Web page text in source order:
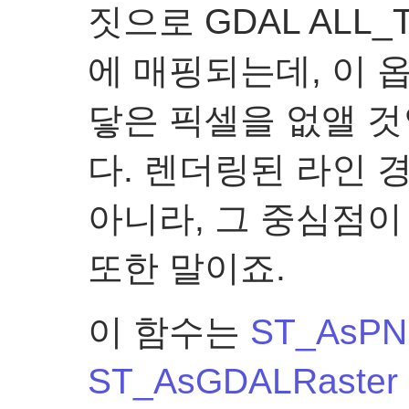
짓으로 GDAL
에 매핑되는데, 이
닿은 픽셀을 없앨
다. 렌더링된 라인
아니라, 그 중심점
또한 말이죠.
이 함수는
ST_AsGDALRaster